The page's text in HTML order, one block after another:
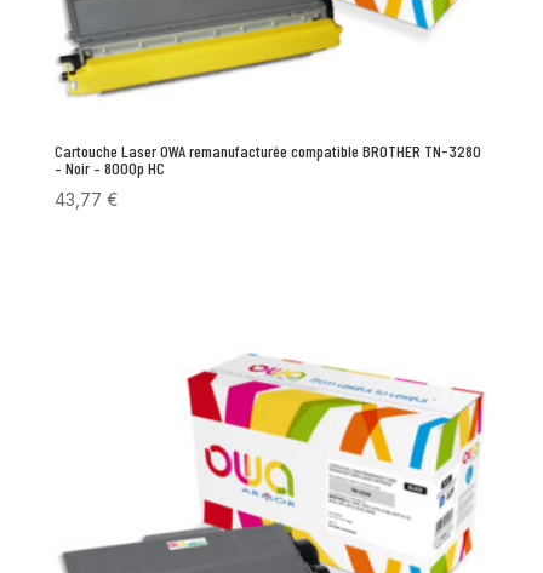
Cartouche Laser OWA remanufacturée compatible BROTHER TN-3280
– Noir – 8000p HC
43,77 €